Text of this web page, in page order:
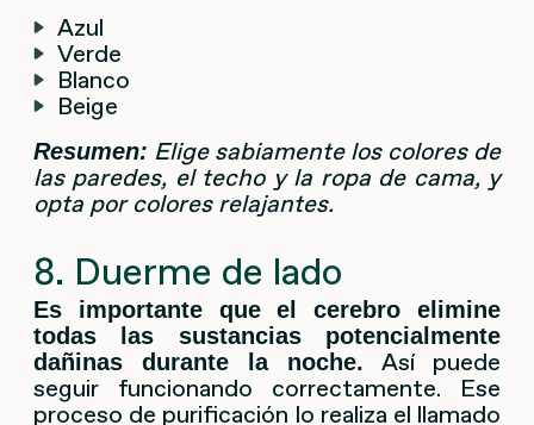
Azul
Verde
Blanco
Beige
Resumen: Elige sabiamente los colores de
las paredes, el techo y la ropa de cama, y
opta por colores relajantes.
8. Duerme de lado
Es importante que el cerebro elimine
todas las sustancias potencialmente
dañinas durante la noche.
Así puede
seguir funcionando correctamente. Ese
proceso de purificación lo realiza el llamado